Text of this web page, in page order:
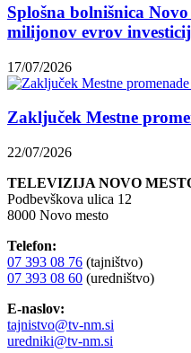
Splošna bolnišnica
milijonov evrov investicij
17/07/2026
Zaključek Mestne
22/07/2026
TELEVIZIJA NOVO
Podbevškova ulica 12
8000 Novo mesto
Telefon:
07 393 08 76 (tajništvo)
07 393 08 60 (uredništvo)
E-naslov:
tajnistvo@tv-nm.si
uredniki@tv-nm.si